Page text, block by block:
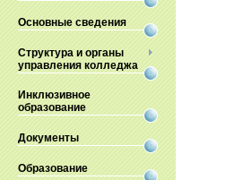
Основные сведения
Структура и органы
управления колледжа
Инклюзивное
образование
Документы
Образование